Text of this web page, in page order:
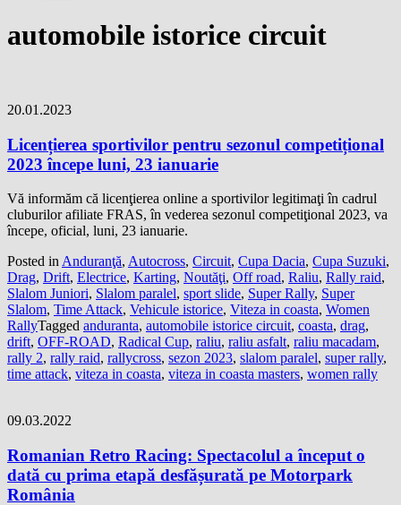
automobile istorice circuit
20.01.2023
Licențierea sportivilor pentru sezonul competițional
2023 începe luni, 23 ianuarie
Vă informăm că licenţierea online a sportivilor legitimaţi în cadrul
cluburilor afiliate FRAS, în vederea sezonul competiţional 2023, va
începe, oficial, luni, 23 ianuarie.
Posted in Anduranţă, Autocross, Circuit, Cupa Dacia, Cupa Suzuki,
Drag, Drift, Electrice, Karting, Noutăţi, Off road, Raliu, Rally raid,
Slalom Juniori, Slalom paralel, sport slide, Super Rally, Super
Slalom, Time Attack, Vehicule istorice, Viteza in coasta, Women
RallyTagged anduranta, automobile istorice circuit, coasta, drag,
drift, OFF-ROAD, Radical Cup, raliu, raliu asfalt, raliu macadam,
rally 2, rally raid, rallycross, sezon 2023, slalom paralel, super rally,
time attack, viteza in coasta, viteza in coasta masters, women rally
09.03.2022
Romanian Retro Racing: Spectacolul a început o
dată cu prima etapă desfășurată pe Motorpark
România